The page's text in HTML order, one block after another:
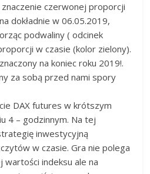
czerwonej proporcji
dokładnie w 06.05.2019,
podwaliny ( odcinek
w czasie (kolor zielony).
na koniec roku 2019!.
za sobą przed nami spory
DAX futures w krótszym
4 – godzinnym. Na tej
inwestycyjną
w czasie. Gra nie polega
wartości indeksu ale na